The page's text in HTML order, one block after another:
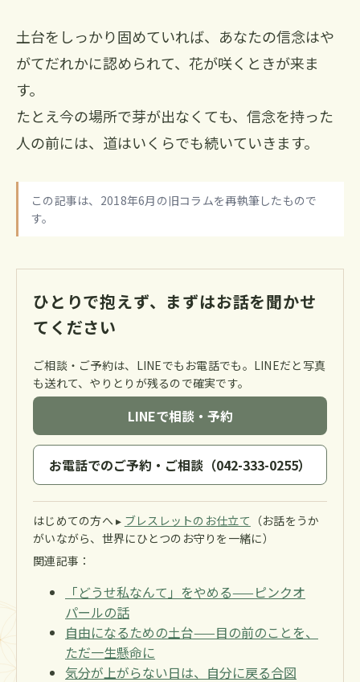
土台をしっかり固めていれば、あなたの信念はや
がてだれかに認められて、花が咲くときが来ま
す。
たとえ今の場所で芽が出なくても、信念を持った
人の前には、道はいくらでも続いていきます。
この記事は、2018年6月の旧コラムを再執筆したもので
す。
ひとりで抱えず、まずはお話を聞かせ
てください
ご相談・ご予約は、LINEでもお電話でも。LINEだと写真
も送れて、やりとりが残るので確実です。
LINEで相談・予約
お電話でのご予約・ご相談（042-333-0255）
はじめての方へ ▸ ブレスレットのお仕立て （お話をうか
がいながら、世界にひとつのお守りを一緒に）
関連記事：
「どうせ私なんて」をやめる——ピンクオ
パールの話
自由になるための土台——目の前のことを、
ただ一生懸命に
気分が上がらない日は、自分に戻る合図